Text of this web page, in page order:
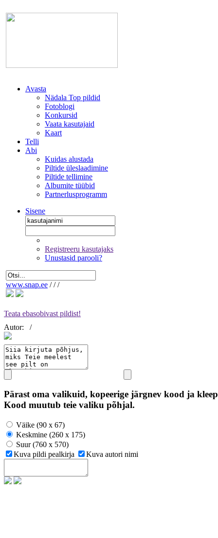
Avasta
Nädala Top pildid
Fotoblogi
Konkursid
Vaata kasutajaid
Kaart
Telli
Abi
Kuidas alustada
Piltide üleslaadimine
Piltide tellimine
Albumite tüübid
Partnerlusprogramm
Sisene
Registreeru kasutajaks
Unustasid parooli?
www.snap.ee / / /
Teata ebasobivast pildist!
Autor:
/
Pärast oma valikuid, kopeerige järgnev kood ja
Kood muutub teie valiku põhjal.
Väike (90 x 67)
Keskmine (260 x 175)
Suur (760 x 570)
Kuva pildi pealkirja
Kuva autori nimi